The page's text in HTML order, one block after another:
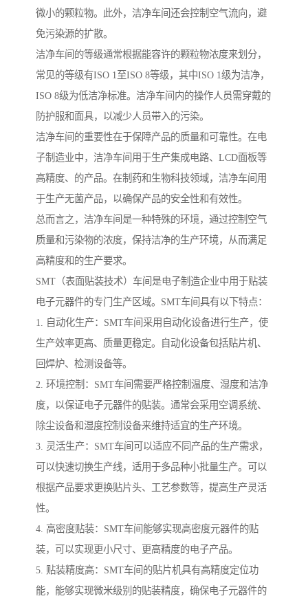
微小的颗粒物。此外，洁净车间还会控制空气流向，避
免污染源的扩散。
洁净车间的等级通常根据能容许的颗粒物浓度来划分，
常见的等级有ISO 1至ISO 8等级，其中ISO 1级为洁净，
ISO 8级为低洁净标准。洁净车间内的操作人员需穿戴的
防护服和面具，以减少人员带入的污染。
洁净车间的重要性在于保障产品的质量和可靠性。在电
子制造业中，洁净车间用于生产集成电路、LCD面板等
高精度、的产品。在制药和生物科技领域，洁净车间用
于生产无菌产品，以确保产品的安全性和有效性。
总而言之，洁净车间是一种特殊的环境，通过控制空气
质量和污染物的浓度，保持洁净的生产环境，从而满足
高精度和的生产要求。
SMT（表面贴装技术）车间是电子制造企业中用于贴装
电子元器件的专门生产区域。SMT车间具有以下特点：
1. 自动化生产：SMT车间采用自动化设备进行生产，使
生产效率更高、质量更稳定。自动化设备包括贴片机、
回焊炉、检测设备等。
2. 环境控制：SMT车间需要严格控制温度、湿度和洁净
度，以保证电子元器件的贴装。通常会采用空调系统、
除尘设备和湿度控制设备来维持适宜的生产环境。
3. 灵活生产：SMT车间可以适应不同产品的生产需求，
可以快速切换生产线，适用于多品种小批量生产。可以
根据产品要求更换贴片头、工艺参数等，提高生产灵活
性。
4. 高密度贴装：SMT车间能够实现高密度元器件的贴
装，可以实现更小尺寸、更高精度的电子产品。
5. 贴装精度高：SMT车间的贴片机具有高精度定位功
能，能够实现微米级别的贴装精度，确保电子元器件的